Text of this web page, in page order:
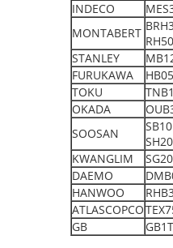
INDECO
MONTABERT
STANLEY
FURUKAWA
TOKU
OKADA
SOOSAN
KWANGLIM
DAEMO
HANWOO
ATLASCOPCO
GB